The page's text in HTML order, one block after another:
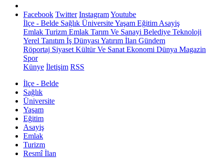
Facebook Twitter InstagramYoutube
İlçe - Belde Sağlık ÜniversiteYaşam Eğitim Asayiş
Emlak Turizm Emlak Tarım Ve Sanayi Belediye Teknoloji
Yerel Tanıtım İş Dünyası Yatırım İlan Gündem
Röportaj Siyaset Kültür Ve Sanat Ekonomi Dünya Magazin
Spor
Künye İletişim RSS
İlçe - Belde
Sağlık
Üniversite
Yaşam
Eğitim
Asayiş
Emlak
Turizm
Resmî İlan